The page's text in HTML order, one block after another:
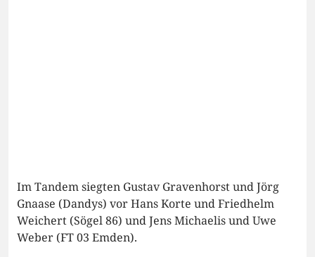
Im Tandem siegten Gustav Gravenhorst und Jörg
Gnaase (Dandys) vor Hans Korte und Friedhelm
Weichert (Sögel 86) und Jens Michaelis und Uwe
Weber (FT 03 Emden).